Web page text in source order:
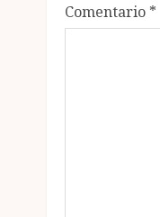
Comentario *